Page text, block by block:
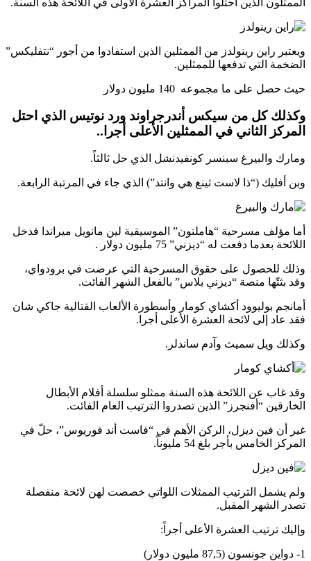
ويعتبر راين رينولدز من الممثلين الذين استفادوا من أجور “نتفليكس”
الضخمة التي تدفعها للممثلين.
حيث حصل على ما مجموعه 140 مليون دولار
وكذلك كل من سيكس أندرجراوند ورد نوتيس الذي احتل
المركز الثاني في الممثلين الأعلى أجرا..
ومارك والبيرغ سبنسر كونفيدنشل الذي حل ثالثاً.
وبن أفليك (“ذا لاست ثينغ هي وانتد”) الذي جاء في المرتبة الرابعة.
أما مؤلف مسرحية “هاملتون” الموسيقية لين مانويل ميراندا فدخل
اللائحة بعدما دفعت له “ديزني” 75 مليون دولار .
وذلك للحصول على حقوق المسرحية التي عرضت في برودواي،
وقد بثتّها منصة “ديزني بلاس” بالفعل الشهر الفائت.
أمانجم بوليوود أكشاي كومار وأسطورة الألعاب القتالية جاكي شان
فقد عاد إلى لائحة العشرة الأعلى أجرا.
وكذلك ويل سميث وآدم ساندلر.
وقد غاب عن اللائحة هذه السنة ممثلو سلسلة أفلام الأبطال
الخارقين “أفنجرز” الذين تصدروا الترتيب العام الفائت.
غير أن فين ديزل، الركن الأهم في “فاست أند فوريوس”، حلّ في
المركز الخامس بأجر بلغ 54 مليوناً.
ولم يشمل الترتيب الممثلات اللواتي خصصت لهن لائحة منفصلة
تصدر الشهر المقبل.
وإليك ترتيب العشرة الأعلى أجراً:
1- دواين جونسون (87,5 مليون دولار)